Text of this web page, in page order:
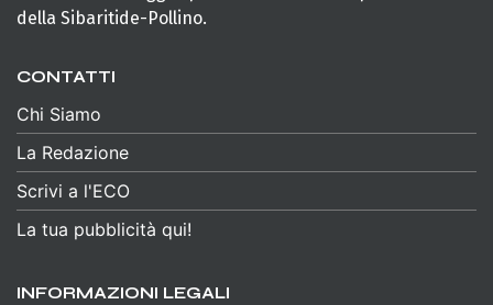
della Sibaritide-Pollino.
CONTATTI
Chi Siamo
La Redazione
Scrivi a l'ECO
La tua pubblicità qui!
INFORMAZIONI LEGALI